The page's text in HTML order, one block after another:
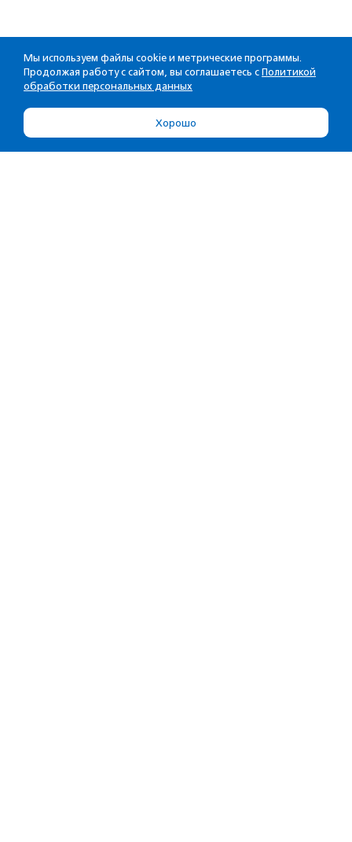
Мы используем файлы cookie и метрические программы.
Продолжая работу с сайтом, вы соглашаетесь с Политикой
обработки персональных данных
Хорошо